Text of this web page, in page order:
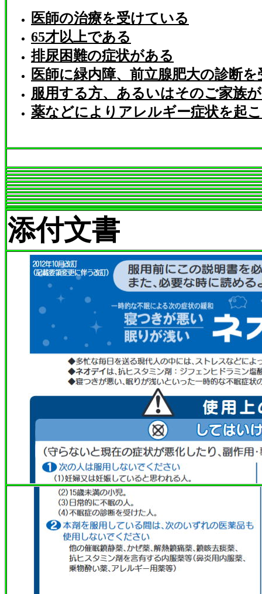
医師の治療を受けている
65才以上である
排尿困難の症状がある
医師に緑内障、前立腺肥大の診断
服用する方、あるいはそのご家族
薬などによりアレルギー症状を起
添付文書